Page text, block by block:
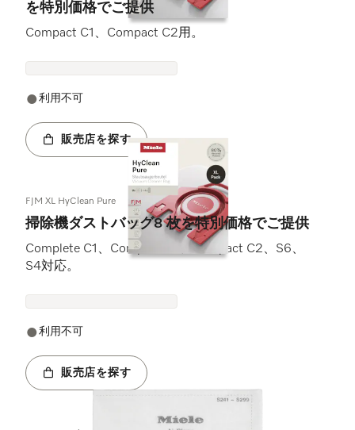
を特別価格でご提供
Compact C1、Compact C2用。
利用不可
販売店を探す
FJM XL HyClean Pure
掃除機ダストバッグ8 枚を特別価格でご提供
Complete C1、Compact C1、Compact C2、S6、
S4対応。
利用不可
販売店を探す